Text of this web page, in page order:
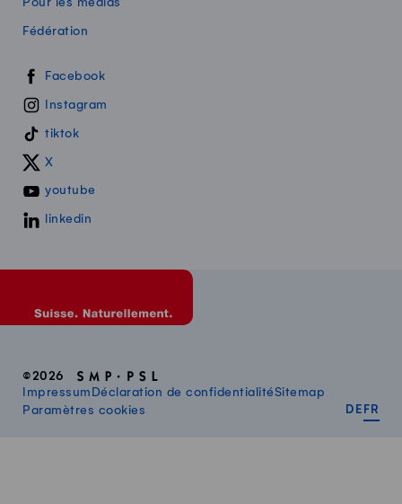
Fédération
Swissmilk sur les réseaux sociaux
Facebook
Instagram
tiktok
X
youtube
linkedin
©2026
Impressum Déclaration de confidentialitéSitemap
Paramètres cookies
DE FR